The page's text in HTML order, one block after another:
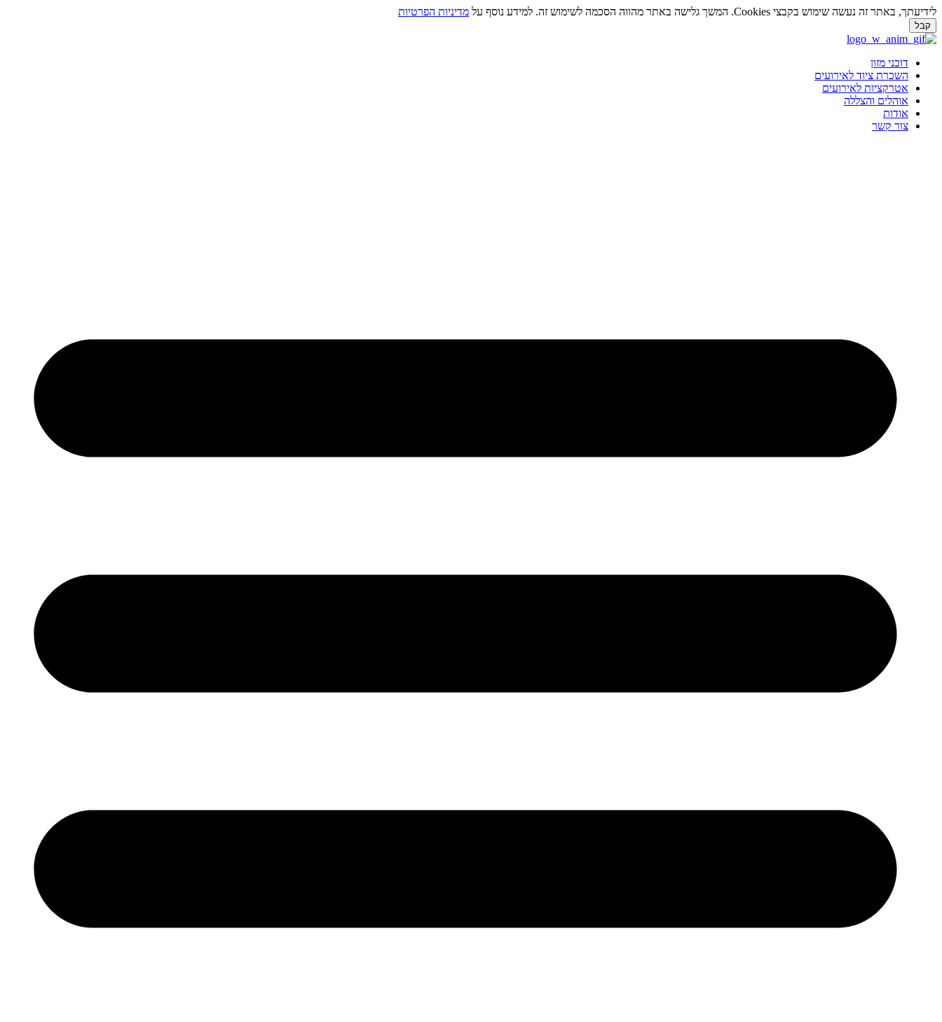
לידיעתך, באתר זה נעשה שימוש בקבצי Cookies. המשך גלישה באתר מהווה הסכמה לשימוש זה. למידע נוסף על מדיניות הפרטיות
קבל
דלג
דוכני מזון
השכרת ציוד לאירועים
אטרקציות לאירועים
אוהלים והצללה
אודות
צור קשר